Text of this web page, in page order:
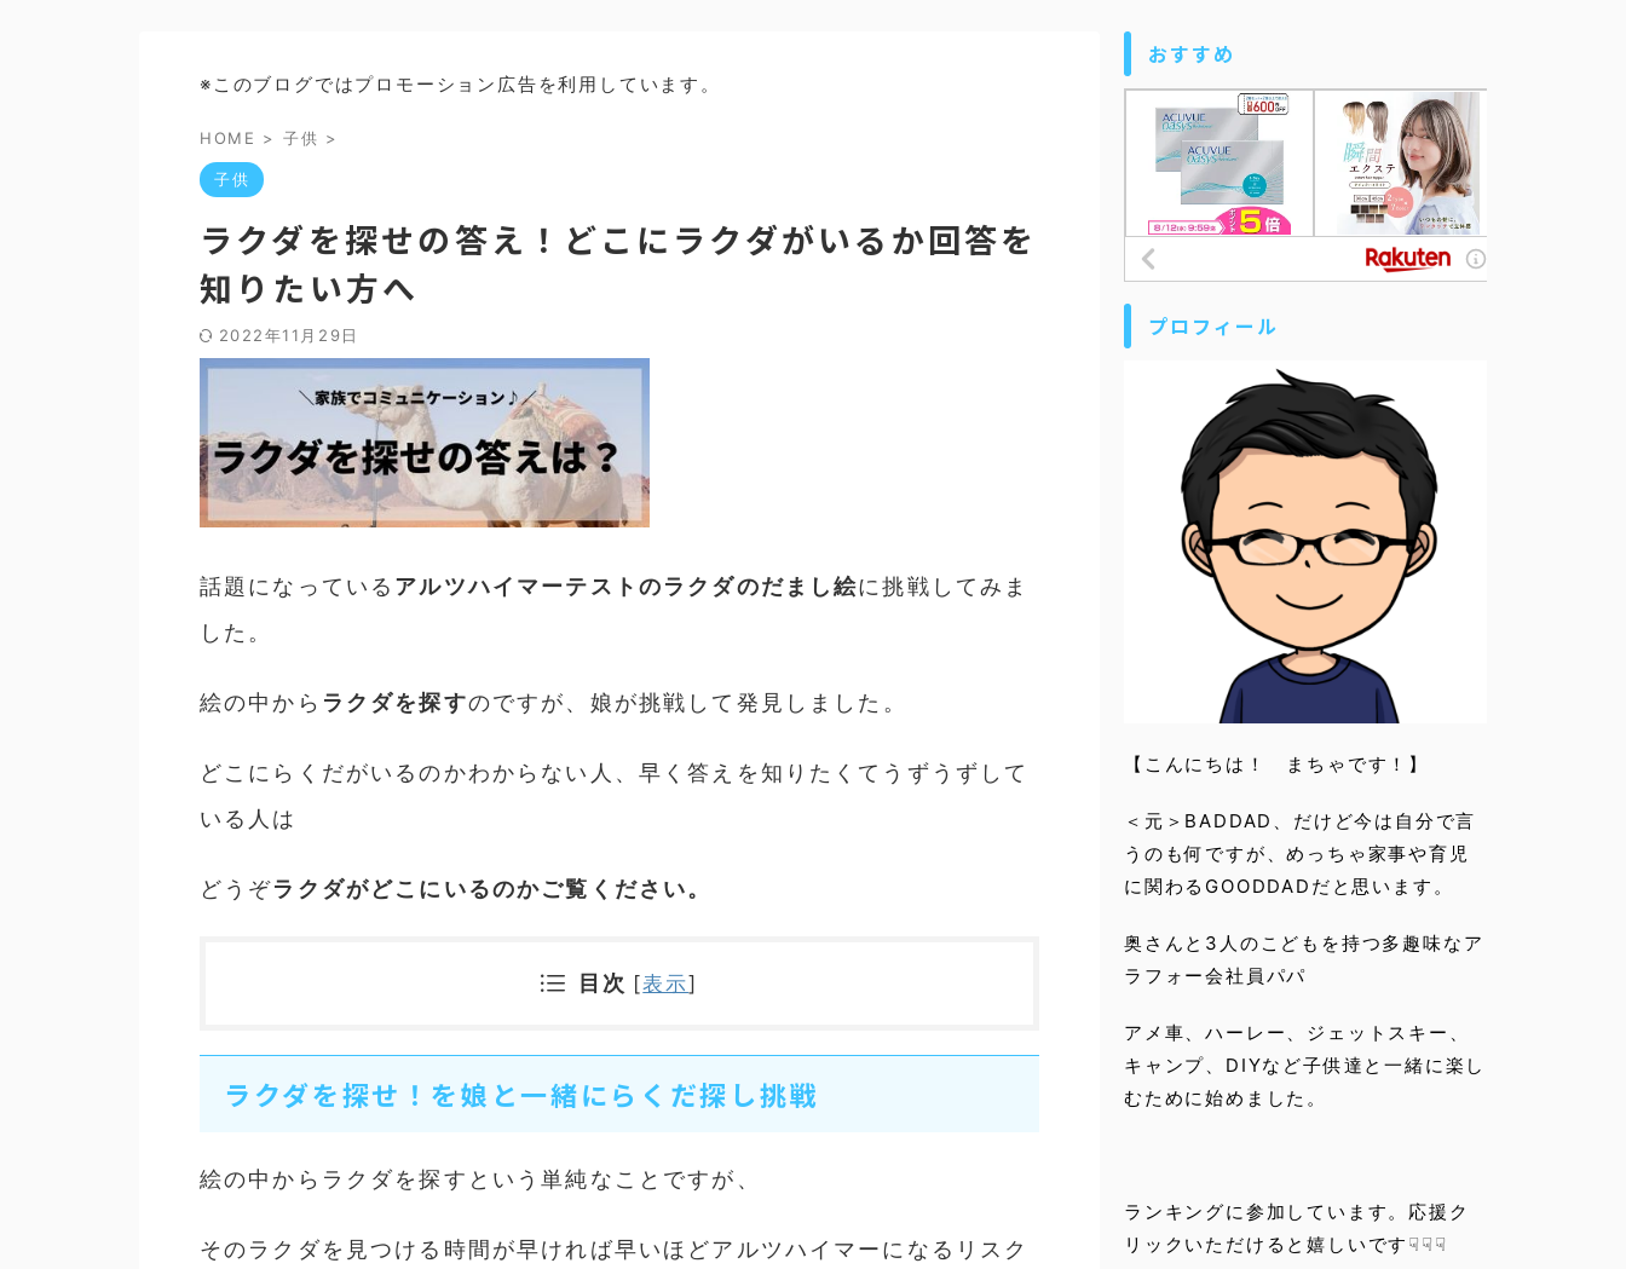
※このブログではプロモーション広告を利用しています。
HOME > 子供 >
子供
ラクダを探せの答え！どこにラクダがいるか回答を
知りたい方へ
2022年11月29日
話題になっている アルツハイマーテストのラクダのだまし絵に挑戦してみま
した。
絵の中から ラクダを探すのですが、娘が挑戦して発見しました。
どこにらくだがいるのかわからない人、早く答えを知りたくてうずうずして
いる人は
どうぞラクダがどこにいるのかご覧ください。
目次 [表示]
ラクダを探せ！を娘と一緒にらくだ探し挑戦
絵の中からラクダを探すという単純なことですが、
そのラクダを見つける時間が早ければ早いほどアルツハイマーになるリスク
おすすめ
プロフィール
【こんにちは！ まちゃです！】
＜元＞BADDAD、だけど今は自分で言
うのも何ですが、めっちゃ家事や育児
に関わるGOODDADだと思います。
奥さんと3人のこどもを持つ多趣味なア
ラフォー会社員パパ
アメ車、ハーレー、ジェットスキー、
キャンプ、DIYなど子供達と一緒に楽し
むために始めました。
ランキングに参加しています。応援ク
リックいただけると嬉しいです☟☟☟